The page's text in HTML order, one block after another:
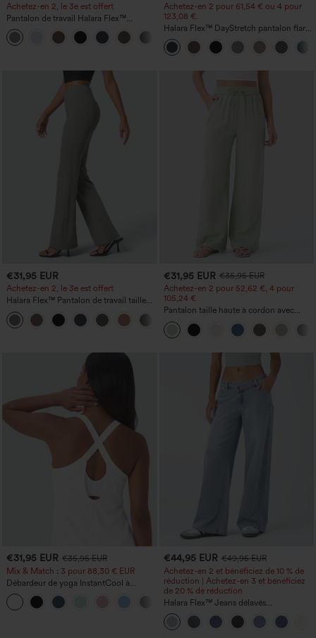
Achetez-en 2, le 3e est offert
Pantalon de travail Halara Flex™
DayStretch à taille haute, avec poches et
coupe droite
Achetez-en 2 pour 61,54 € ou 4 pour
123,08 €.
Halara Flex™ DayStretch pantalon flare
de travail, taille mi-haute, poche latérale
zippée
€31,95 EUR
Achetez-en 2, le 3e est offert
Halara Flex™ Pantalon de travail taille
haute avec poche latérale arrière et
légère coupe évasée
€31,95 EUR €35,95 EUR
Achetez-en 2 pour 52,62 €, 4 pour
105,24 €
Pantalon taille haute à cordon avec
poches, jambe large et coupe ample,
style décontracté, effet lin
€31,95 EUR €35,95 EUR
Mix & Match : 3 pour 88,30 € EUR
Débardeur de yoga InstantCool à
encolure en U et ourlet arrondi –
UPF50+
€44,95 EUR €49,95 EUR
Achetez-en 2 et bénéficiez de 10 % de
réduction | Achetez-en 3 et bénéficiez
de 20 % de réduction
Halara Flex™ Jeans délavés
décontractés, coupe baggy à jambe
large, taille basse asymétrique, poches
zippées